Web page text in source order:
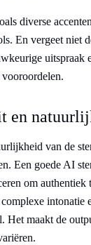
diverse
En vergeet niet
uitspraak
en
van de
Een goede AI
om
intonatie
Het maakt de